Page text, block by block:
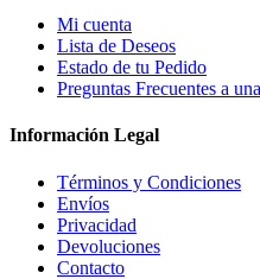
Mi cuenta
Lista de Deseos
Estado de tu Pedido
Preguntas Frecuentes a
Información Legal
Términos y Condiciones
Envíos
Privacidad
Devoluciones
Contacto